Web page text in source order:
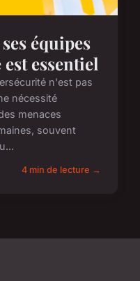
équipes
essentiel
n'est pas
nécessité
menaces
souvent
4 min de lecture →